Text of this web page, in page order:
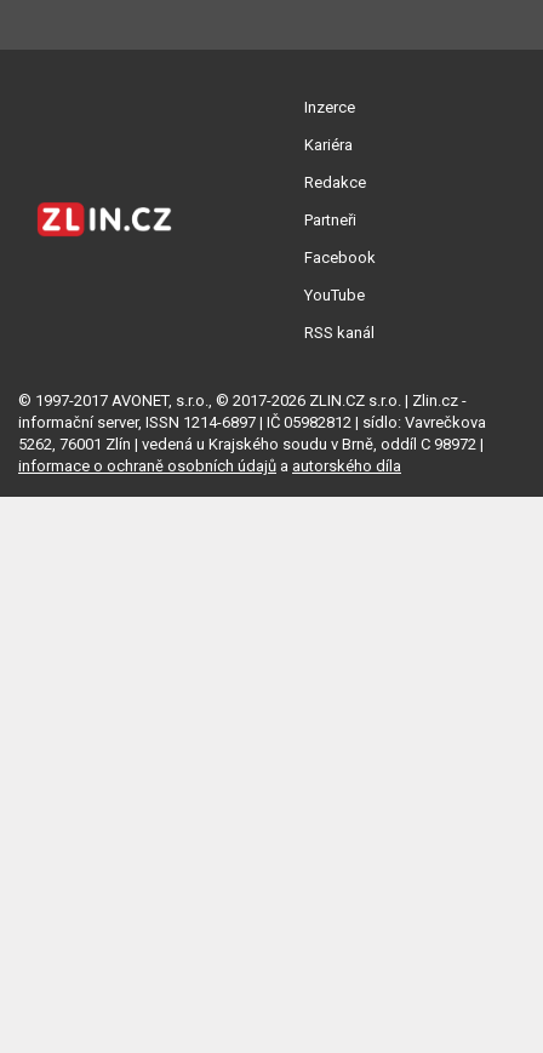
Inzerce
Kariéra
Redakce
Partneři
Facebook
YouTube
RSS kanál
© 1997-2017 AVONET, s.r.o., © 2017-2026 ZLIN.CZ s.r.o. | Zlin.cz -
informační server, ISSN 1214-6897 | IČ 05982812 | sídlo: Vavrečkova
5262, 76001 Zlín | vedená u Krajského soudu v Brně, oddíl C 98972 |
informace o ochraně osobních údajů a autorského díla